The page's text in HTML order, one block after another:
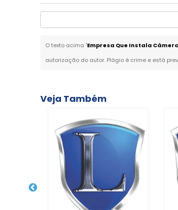
O texto acima "Empresa Que Instala
autorização do autor. Plágio é crime e está
Veja Também